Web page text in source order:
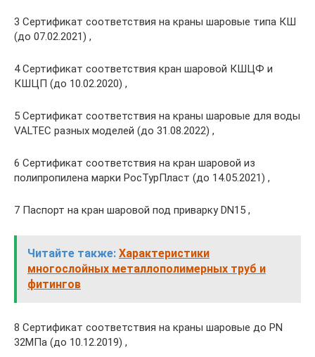
3 Сертификат соответствия на краны шаровые типа КШ
(до 07.02.2021) ,
4 Сертификат соответствия кран шаровой КШЦФ и
КШЦП (до 10.02.2020) ,
5 Сертификат соответствия на краны шаровые для воды
VALTEC разных моделей (до 31.08.2022) ,
6 Сертификат соответствия на кран шаровой из
полипропилена марки РосТурПласт (до 14.05.2021) ,
7 Паспорт на кран шаровой под приварку DN15 ,
Читайте также: Характеристики
многослойных металлополимерных труб и
фитингов
8 Сертификат соответствия на краны шаровые до PN
32МПа (до 10.12.2019) ,